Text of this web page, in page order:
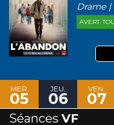
Drame |
AVERT.
MER.
05
JEU.
06
VEN.
07
Séances VF